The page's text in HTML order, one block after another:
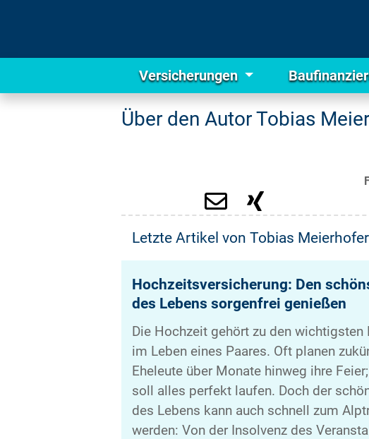
Versicherungen
Über den Autor Tobias
Letzte Artikel von Tobias
Hochzeitsversicherung: Den
des Lebens sorgenfrei genießen
Die Hochzeit gehört zu den wichtigsten
im Leben eines Paares. Oft planen
Eheleute über Monate hinweg ihre
soll alles perfekt laufen. Doch der
des Lebens kann auch schnell zum
werden: Von der Insolvenz des